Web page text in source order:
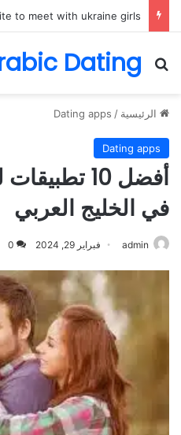
to meet with ukraine girls
Dating
بحث عن
الرئيسية /
Dating apps
Dating apps
أفضل 10
في الخليج العربي
admin فبراير 29, 2024 0